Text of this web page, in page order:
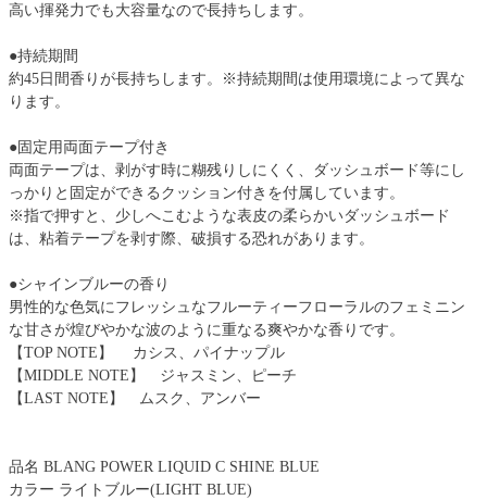
高い揮発力でも大容量なので長持ちします。
●持続期間
約45日間香りが長持ちします。※持続期間は使用環境によって異な
ります。
●固定用両面テープ付き
両面テープは、剥がす時に糊残りしにくく、ダッシュボード等にし
っかりと固定ができるクッション付きを付属しています。
※指で押すと、少しへこむような表皮の柔らかいダッシュボード
は、粘着テープを剥す際、破損する恐れがあります。
●シャインブルーの香り
男性的な色気にフレッシュなフルーティーフローラルのフェミニン
な甘さが煌びやかな波のように重なる爽やかな香りです。
【TOP NOTE】 カシス、パイナップル
【MIDDLE NOTE】 ジャスミン、ピーチ
【LAST NOTE】 ムスク、アンバー
品名 BLANG POWER LIQUID C SHINE BLUE
カラー ライトブルー(LIGHT BLUE)